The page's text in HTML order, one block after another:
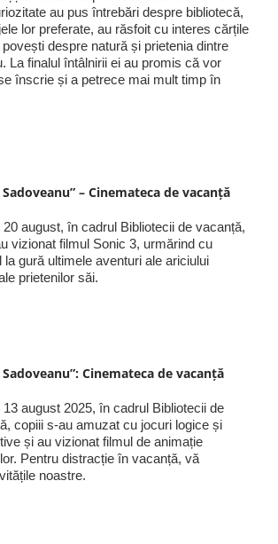
au pus întrebări despre bibliotecă,
lor preferate, au răsfoit cu interes cărțile
despre natură și prietenia dintre
La finalul întâlnirii ei au promis că vor
înscrie și a petrece mai mult timp în
– Cinemateca de vacanță
20 august, în cadrul Bibliotecii de vacanță,
vizionat filmul Sonic 3, urmărind cu
la gură ultimele aventuri ale ariciului
prietenilor săi.
Cinemateca de vacanță
13 august 2025, în cadrul Bibliotecii de
copiii s-au amuzat cu jocuri logice și
și au vizionat filmul de animație
Pentru distracție în vacanță, vă
noastre.